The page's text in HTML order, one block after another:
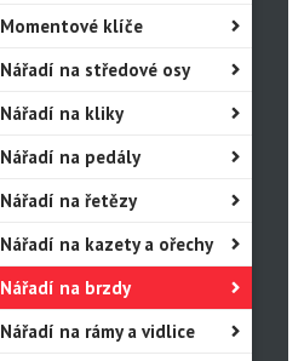
Momentové klíče
Nářadí na středové osy
Nářadí na kliky
Nářadí na pedály
Nářadí na řetězy
Nářadí na kazety a ořechy
Nářadí na brzdy
Nářadí na rámy a vidlice